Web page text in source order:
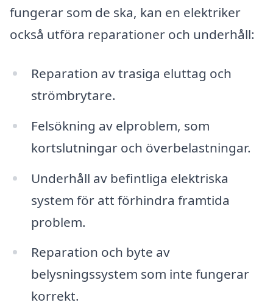
fungerar som de ska, kan en elektriker
också utföra reparationer och underhåll:
Reparation av trasiga eluttag och
strömbrytare.
Felsökning av elproblem, som
kortslutningar och överbelastningar.
Underhåll av befintliga elektriska
system för att förhindra framtida
problem.
Reparation och byte av
belysningssystem som inte fungerar
korrekt.